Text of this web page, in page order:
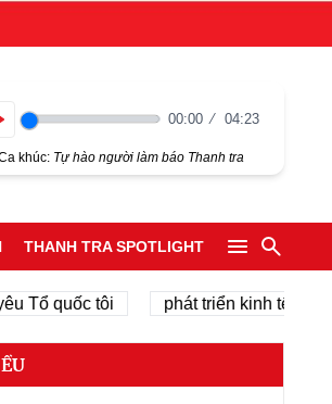
00:00 04:23
khúc: Tự hào người làm báo Thanh tra
THANH TRA SPOTLIGHT
tôi phát triển kinh tế tư nhân